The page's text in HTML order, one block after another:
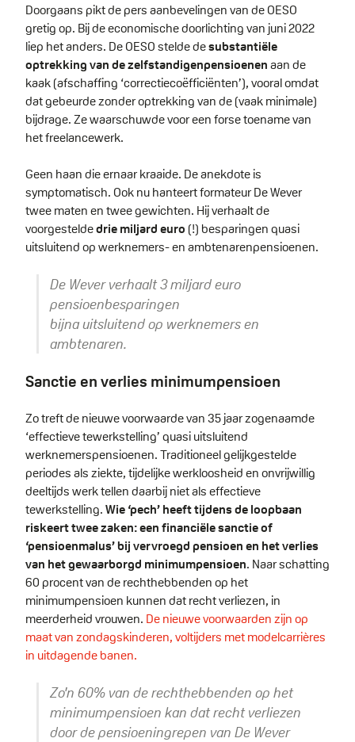
Doorgaans pikt de pers aanbevelingen van de OESO
gretig op. Bij de economische doorlichting van juni 2022
liep het anders. De OESO stelde desubstantiële
optrekking van de zelfstandigenpensioenenaan de
kaak (afschaffing ‘correctiecoëfficiënten’), vooral omdat
dat gebeurde zonder optrekking van de (vaak minimale)
bijdrage. Ze waarschuwde voor een forse toename van
het freelancewerk.
Geen haan die ernaar kraaide. De anekdote is
symptomatisch. Ook nu hanteert formateur De Wever
twee maten en twee gewichten. Hij verhaalt de
voorgesteldedrie miljard euro (!) besparingen quasi
uitsluitend op werknemers- en ambtenarenpensioenen.
De Wever verhaalt 3 miljard euro
pensioenbesparingen
bijna uitsluitend op werknemers en
ambtenaren.
Sanctie en verlies minimumpensioen
Zo treft de nieuwe voorwaarde van 35 jaar zogenaamde
‘effectieve tewerkstelling’ quasi uitsluitend
werknemerspensioenen. Traditioneel gelijkgestelde
periodes als ziekte, tijdelijke werkloosheid en onvrijwillig
deeltijds werk tellen daarbij niet als effectieve
tewerkstelling.Wie ‘pech’ heeft tijdens de loopbaan
riskeert twee zaken: een financiële sanctie of
‘pensioenmalus’ bij vervroegd pensioen en het verlies
van het gewaarborgd minimumpensioen. Naar schatting
60 procent van de rechthebbenden op het
minimumpensioen kunnen dat recht verliezen, in
meerderheid vrouwen. De nieuwe voorwaarden zijn op
maat van zondagskinderen, voltijders met modelcarrières
in uitdagende banen.
Zo'n 60% van de rechthebbenden op het
minimumpensioen kan dat recht verliezen
door de pensioeningrepen van De Wever